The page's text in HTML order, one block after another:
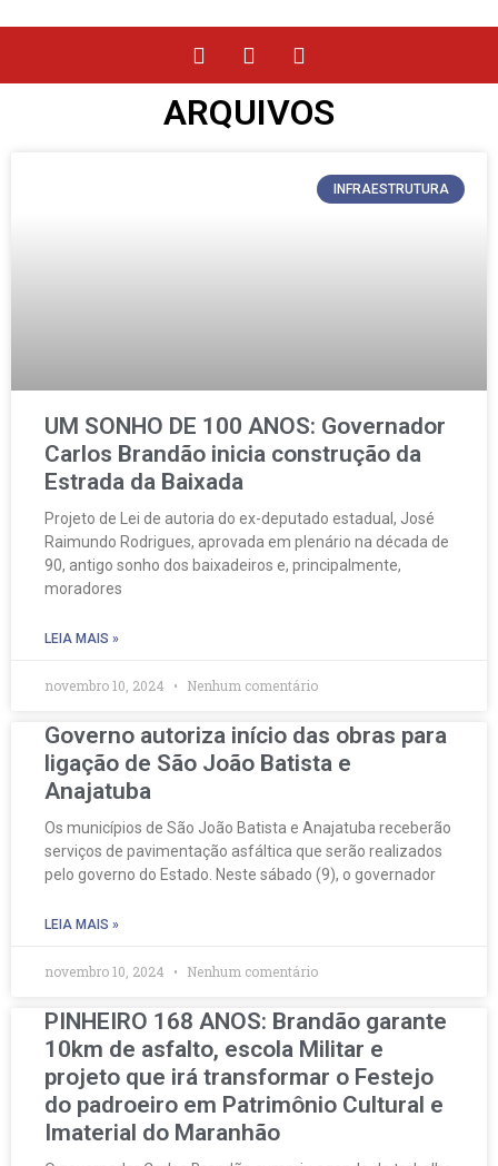
ARQUIVOS
INFRAESTRUTURA
UM SONHO DE 100 ANOS: Governador
Carlos Brandão inicia construção da
Estrada da Baixada
Projeto de Lei de autoria do ex-deputado estadual, José
Raimundo Rodrigues, aprovada em plenário na década de
90, antigo sonho dos baixadeiros e, principalmente,
moradores
LEIA MAIS »
novembro 10, 2024 Nenhum comentário
Governo autoriza início das obras para
ligação de São João Batista e
Anajatuba
Os municípios de São João Batista e Anajatuba receberão
serviços de pavimentação asfáltica que serão realizados
pelo governo do Estado. Neste sábado (9), o governador
LEIA MAIS »
novembro 10, 2024 Nenhum comentário
PINHEIRO 168 ANOS: Brandão garante
10km de asfalto, escola Militar e
projeto que irá transformar o Festejo
do padroeiro em Patrimônio Cultural e
Imaterial do Maranhão